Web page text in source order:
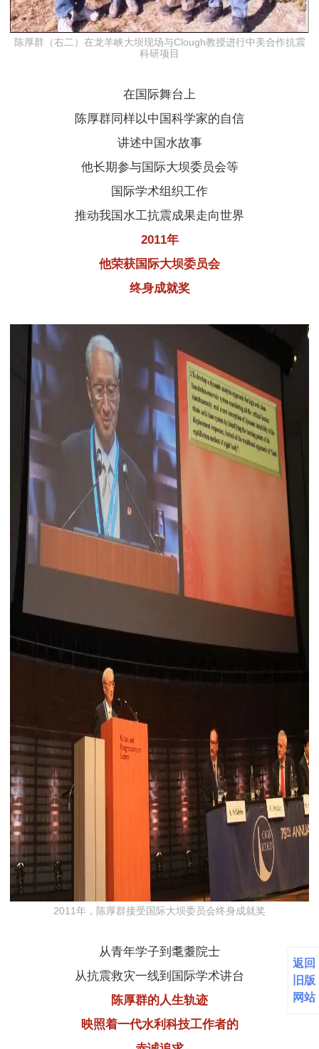
陈厚群（右二）在龙羊峡大坝现场与Clough教授进行中美合作抗震
科研项目
在国际舞台上
陈厚群同样以中国科学家的自信
讲述中国水故事
他长期参与国际大坝委员会等
国际学术组织工作
推动我国水工抗震成果走向世界
2011年
他荣获国际大坝委员会
终身成就奖
2011年，陈厚群接受国际大坝委员会终身成就奖
从青年学子到耄耋院士
从抗震救灾一线到国际学术讲台
陈厚群的人生轨迹
映照着一代水利科技工作者的
返回
旧版
网站